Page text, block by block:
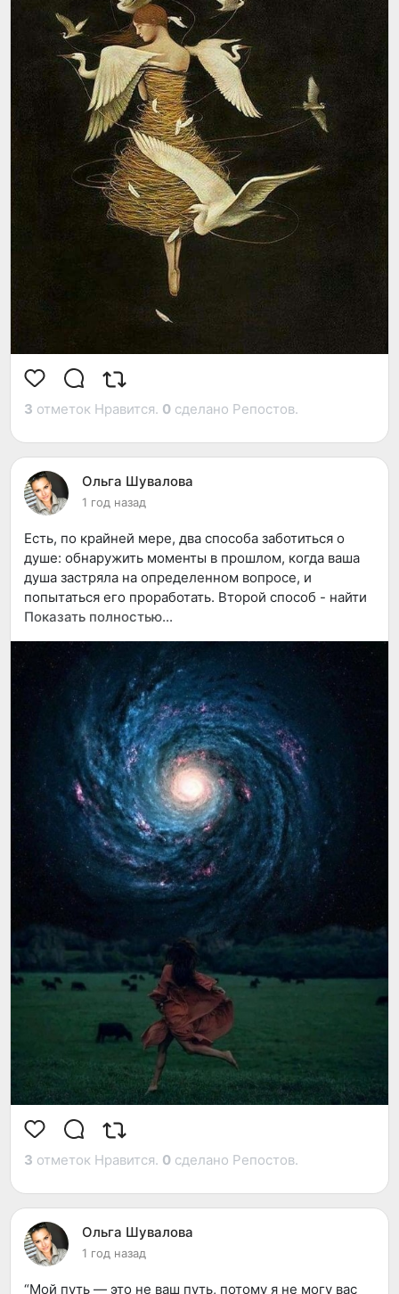
исцелении.
3 отметок Нравится. 0 сделано Репостов.
Ольга Шувалова
1 год назад
Есть, по крайней мере, два способа заботиться о
душе: обнаружить моменты в прошлом, когда ваша
душа застряла на определенном вопросе, и
попытаться его проработать. Второй способ - найти
те виды деятельности и ресурсы, которые будут
игра, друзья, животные, путешествия, садоводство,
служение.
Все это - терапия, в том смысле, в котором Сократ
использовал это слово: она сохраняет вашу душу
здоровой и живой, и это лучший способ
предотвратить болезни души, такие как депрессия и
разочарование. Каждый день у Вас есть выбор. Вы
можете делать то, что ранит вашу душу, например,
подчиняться трудовой этике или импульсивно
добиваться больших денег и имущества, или вы
можете быть рядом с людьми, которые дарят вам
удовольствие и делают то, что удовлетворяет
желание глубоко внутри вас. Сделайте заботу о
душе образом жизни, и вы сможете обнаружить то,
что греки называли эвдемонизмом - добрый дух,
или, в более глубоком смысле, счастье.
Показать полностью…
3 отметок Нравится. 0 сделано Репостов.
Ольга Шувалова
1 год назад
“Мой путь — это не ваш путь, потому я не могу вас